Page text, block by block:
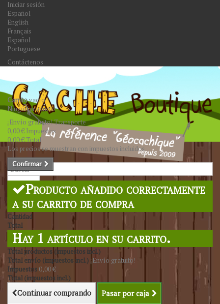
Iniciar sesión
Español
English
Français
Español
Portuguese
Contáctenos
Buscar
Carritovacío
Ningún producto
¡Envío gratuito!Transporte
0,00 € Impuestos
0,00 €Total
Los precios se muestran con impuestos incluidos
Confirmar
Producto añadido correctamente
a su carrito de compra
Cantidad
Total
Hay 1 artículo en su carrito.
Total productos (impuestos incl.)
Total envío (impuestos incl.) ¡Envío gratuito!
Impuestos 0,00 €
Total (impuestos incl.)
Continuar comprando Pasar por caja